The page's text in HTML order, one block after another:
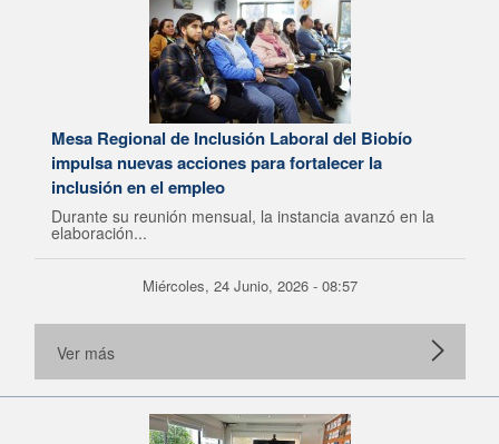
Mesa Regional de Inclusión Laboral del Biobío
impulsa nuevas acciones para fortalecer la
inclusión en el empleo
Durante su reunión mensual, la instancia avanzó en la
elaboración...
Miércoles, 24 Junio, 2026 - 08:57
Ver más